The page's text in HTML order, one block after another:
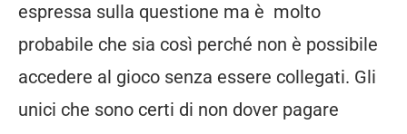
espressa sulla questione ma è molto
probabile che sia così perché non è possibile
accedere al gioco senza essere collegati. Gli
unici che sono certi di non dover pagare